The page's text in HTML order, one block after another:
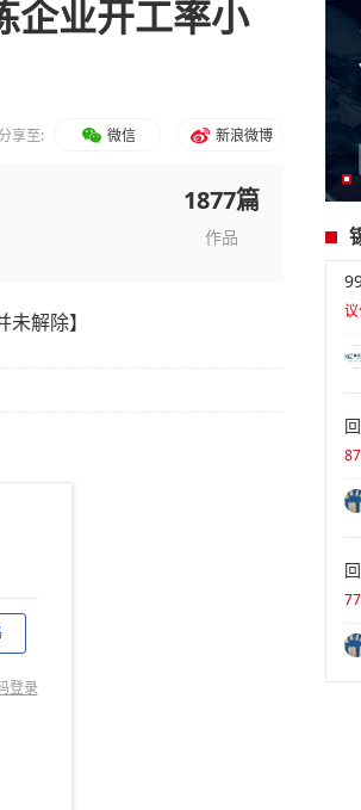
企业开工率小
分享至: 微信 新浪微博
1877篇
作品
解除】
登录